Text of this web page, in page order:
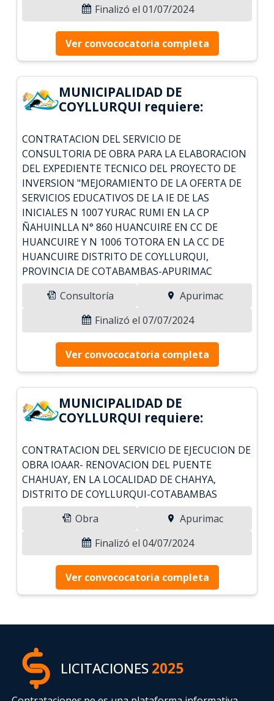
Finalizó el 01/07/2024
Ver convococatoria completa
MUNICIPALIDAD DE
COYLLURQUI requiere:
CONTRATACION DEL SERVICIO DE
CONSULTORIA DE OBRA PARA LA ELABORACION
DEL EXPEDIENTE TECNICO DEL PROYECTO DE
INVERSION "MEJORAMIENTO DE LA OFERTA DE
SERVICIOS EDUCATIVOS DE LA IE DE LAS
INICIALES N 1007 YURAC RUMI EN LA CP
ÑAHUINLLA N° 860 HUANCUIRE EN CC DE
HUANCUIRE Y N 1006 TOTORA EN LA CC DE
HUANCUIRE DISTRITO DE COYLLURQUI,
PROVINCIA DE COTABAMBAS-APURIMAC
Consultoría
Apurimac
Finalizó el 07/07/2024
Ver convococatoria completa
MUNICIPALIDAD DE
COYLLURQUI requiere:
CONTRATACION DEL SERVICIO DE EJECUCION DE
OBRA IOAAR- RENOVACION DEL PUENTE
CHAHUAY, EN LA LOCALIDAD DE CHAHYA,
DISTRITO DE COYLLURQUI-COTABAMBAS
Obra
Apurimac
Finalizó el 04/07/2024
Ver convococatoria completa
LICITACIONES2025